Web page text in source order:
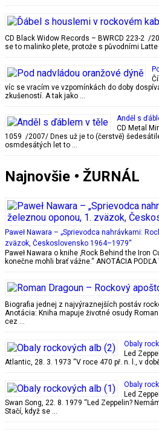
CD Black Widow Records – BWRCD 223-2 /
se to malinko plete, protože s původními Latte
víc se vracím ve vzpomínkách do doby
zkušeností. A tak jako …
Anděl s
CD Metal
1059 /2007/ Dnes už je to (čerstvě)
osmdesátých let to …
Najnovšie • ŽURNÁL
Paweł Nawara – „Sprievodca nahrávkami:
zväzok, Československo 1964–1979“
Paweł Nawara o knihe ‚Rock Behind the Iron
konečne mohli brať vážne.“ ANOTÁCIA
Biografia jednej z najvýraznejších postáv
Anotácia: Kniha mapuje životné osudy
cez …
Obaly
Led
Atlantic, 28. 3. 1973 “V roce 470 př. n. l., v
Obaly
Led
Swan Song, 22. 8. 1979 “Led Zeppelin?
Stačí, když se …